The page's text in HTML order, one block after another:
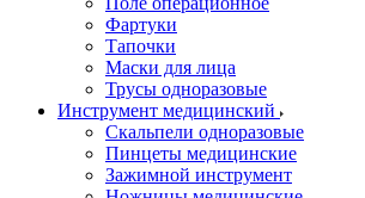
Фартуки
Тапочки
Маски для лица
Трусы одноразовые
Инструмент медицинский
Скальпели одноразовые
Пинцеты медицинские
Зажимной инструмент